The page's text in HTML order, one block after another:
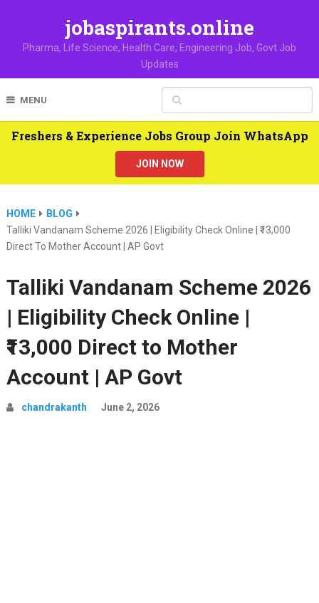
jobaspirants.online
Pharma, Life Science, Health Care, Engineering Job, Govt Job
Updates
MENU
Freshers & Experience Jobs Group Join WhatsApp
JOIN NOW
HOME
BLOG
Talliki Vandanam Scheme 2026 | Eligibility Check Online | ₹13,000
Direct To Mother Account | AP Govt
Talliki Vandanam Scheme 2026
| Eligibility Check Online |
₹13,000 Direct to Mother
Account | AP Govt
chandrakanth June 2, 2026